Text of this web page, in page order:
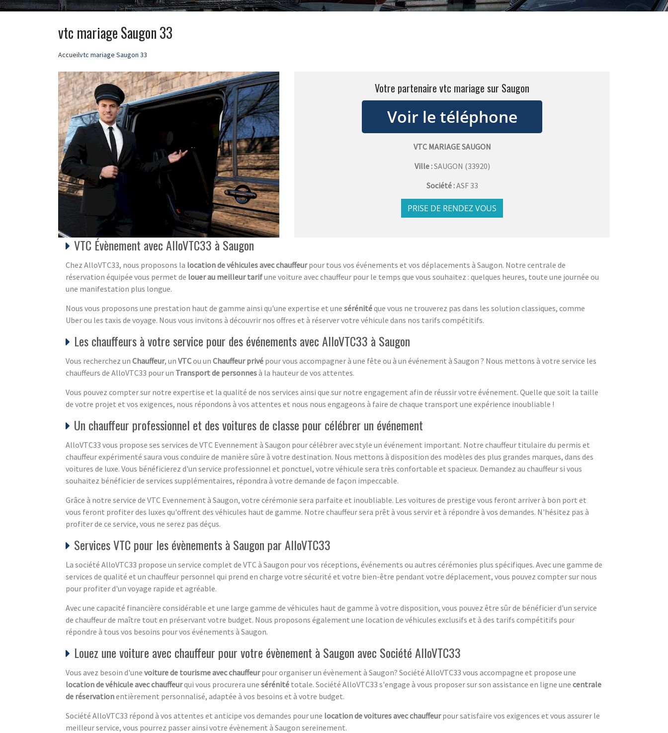
vtc mariage Saugon 33
Accueilvtc mariage Saugon 33
Votre partenaire vtc mariage sur Saugon
VTC MARIAGE SAUGON
Ville :SAUGON (33920)
Société :ASF 33
PRISE DE RENDEZ VOUS
VTC Évènement avec AlloVTC33 à Saugon
Chez AlloVTC33, nous proposons la location de véhicules avec chauffeurpour tous vos événements et vos déplacements à Saugon. Notre centrale de
réservation équipée vous permet de louer au meilleur tarifune voiture avec chauffeur pour le temps que vous souhaitez : quelques heures, toute une journée ou
une manifestation plus longue.
Nous vous proposons une prestation haut de gamme ainsi qu'une expertise et une sérénitéque vous ne trouverez pas dans les solution classiques, comme
Uber ou les taxis de voyage. Nous vous invitons à découvrir nos offres et à réserver votre véhicule dans nos tarifs compétitifs.
Les chauffeurs à votre service pour des événements avec AlloVTC33 à Saugon
Vous recherchez un Chauffeur, un VTCou un Chauffeur privé pour vous accompagner à une fête ou à un événement à Saugon ? Nous mettons à votre service les
chauffeurs de AlloVTC33 pour un Transport de personnesà la hauteur de vos attentes.
Vous pouvez compter sur notre expertise et la qualité de nos services ainsi que sur notre engagement afin de réussir votre événement. Quelle que soit la taille
de votre projet et vos exigences, nous répondons à vos attentes et nous nous engageons à faire de chaque transport une expérience inoubliable !
Un chauffeur professionnel et des voitures de classe pour célébrer un événement
AlloVTC33 vous propose ses services de VTC Evennement à Saugon pour célébrer avec style un événement important. Notre chauffeur titulaire du permis et
chauffeur expérimenté saura vous conduire de manière sûre à votre destination. Nous mettons à disposition des modèles des plus grandes marques, dans des
voitures de luxe. Vous bénéficierez d'un service professionnel et ponctuel, votre véhicule sera très confortable et spacieux. Demandez au chauffeur si vous
souhaitez bénéficier de services supplémentaires, répondra à votre demande de façon impeccable.
Grâce à notre service de VTC Evennement à Saugon, votre cérémonie sera parfaite et inoubliable. Les voitures de prestige vous feront arriver à bon port et
vous feront profiter des luxes qu'offrent des véhicules haut de gamme. Notre chauffeur sera prêt à vous servir et à répondre à vos demandes. N'hésitez pas à
profiter de ce service, vous ne serez pas déçus.
Services VTC pour les évènements à Saugon par AlloVTC33
La société AlloVTC33 propose un service complet de VTC à Saugon pour vos réceptions, événements ou autres cérémonies plus spécifiques. Avec une gamme de
services de qualité et un chauffeur personnel qui prend en charge votre sécurité et votre bien-être pendant votre déplacement, vous pouvez compter sur nous
pour profiter d'un voyage rapide et agréable.
Avec une capacité financière considérable et une large gamme de véhicules haut de gamme à votre disposition, vous pouvez être sûr de bénéficier d'un service
de chauffeur de maître tout en préservant votre budget. Nous proposons également une location de véhicules exclusifs et à des tarifs compétitifs pour
répondre à tous vos besoins pour vos événements à Saugon.
Louez une voiture avec chauffeur pour votre évènement à Saugon avec Société AlloVTC33
Vous avez besoin d'une voiture de tourisme avec chauffeurpour organiser un évènement à Saugon? Société AlloVTC33 vous accompagne et propose une
location de véhicule avec chauffeurqui vous procurera une sérénité totale. Société AlloVTC33 s'engage à vous proposer sur son assistance en ligne une centrale
de réservationentièrement personnalisé, adaptée à vos besoins et à votre budget.
Société AlloVTC33 répond à vos attentes et anticipe vos demandes pour une location de voitures avec chauffeurpour satisfaire vos exigences et vous assurer le
meilleur service, vous pourrez passer ainsi votre évènement à Saugon sereinement.